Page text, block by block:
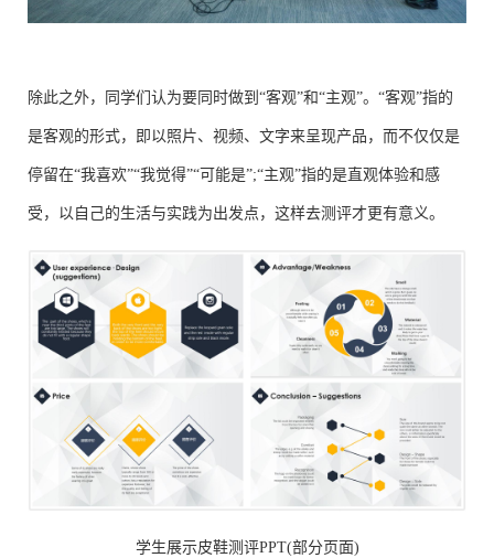
除此之外，同学们认为要同时做到“客观”和“主观”。“客观”指的
是客观的形式，即以照片、视频、文字来呈现产品，而不仅仅是
停留在“我喜欢”“我觉得”“可能是”;“主观”指的是直观体验和感
受，以自己的生活与实践为出发点，这样去测评才更有意义。
学生展示皮鞋测评PPT(部分页面)